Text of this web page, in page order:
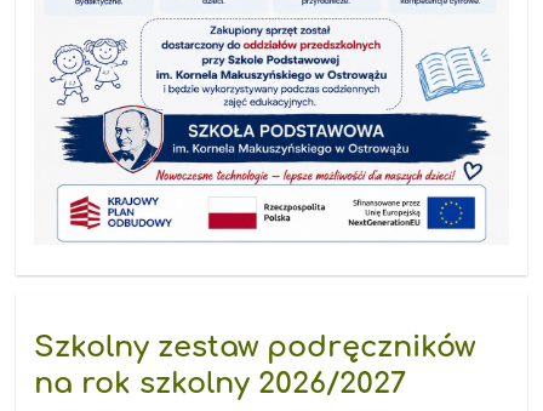
Szkolny zestaw podręczników
na rok szkolny 2026/2027